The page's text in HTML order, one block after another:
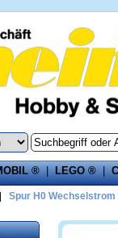
®|LEGO ®|
Spur H0 Wechselstrom